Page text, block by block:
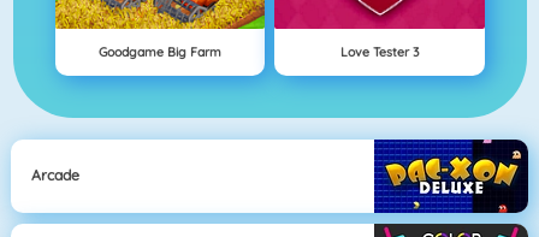
Goodgame Big Farm Love Tester 3
Arcade